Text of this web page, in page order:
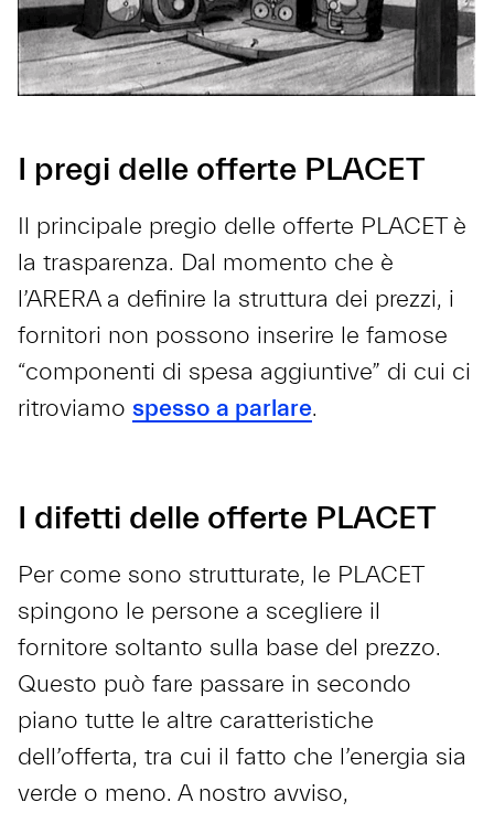
I pregi delle offerte PLACET
Il principale pregio delle offerte PLACET è
la trasparenza. Dal momento che è
l’ARERA a definire la struttura dei prezzi, i
fornitori non possono inserire le famose
“componenti di spesa aggiuntive” di cui ci
ritroviamo spesso a parlare.
I difetti delle offerte PLACET
Per come sono strutturate, le PLACET
spingono le persone a scegliere il
fornitore soltanto sulla base del prezzo.
Questo può fare passare in secondo
piano tutte le altre caratteristiche
dell’offerta, tra cui il fatto che l’energia sia
verde o meno. A nostro avviso,